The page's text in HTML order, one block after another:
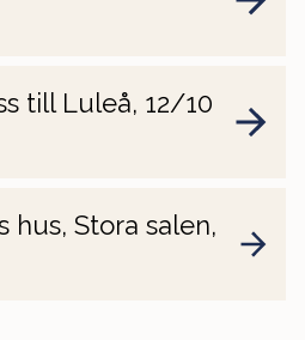
till Luleå, 12/10
hus, Stora salen,